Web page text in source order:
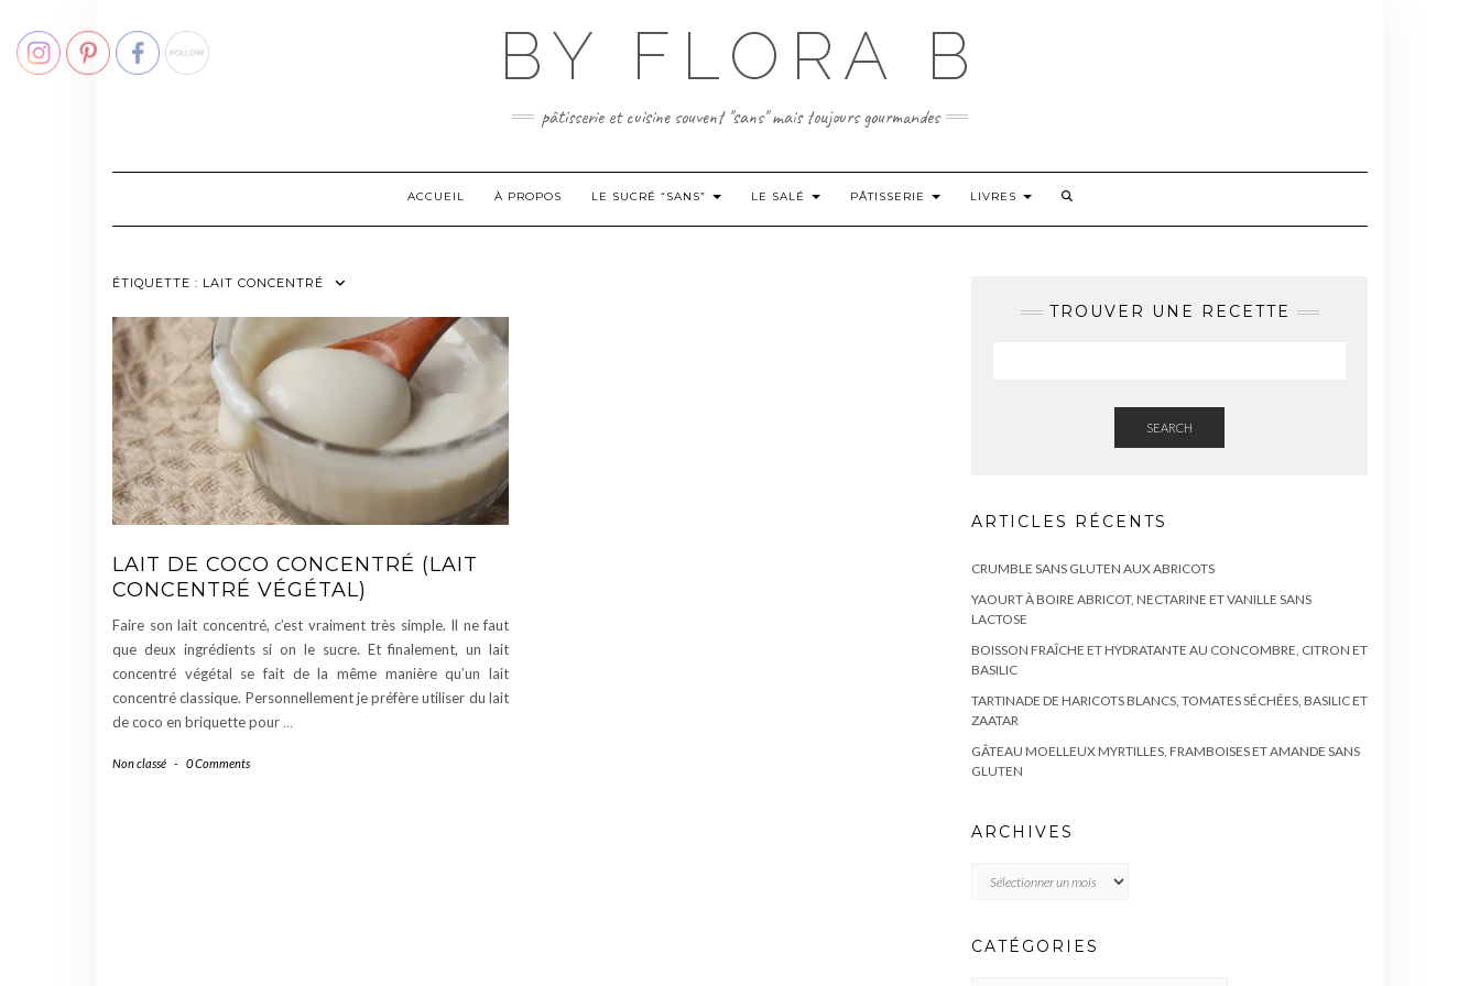
content
BY FLORA B
pâtisserie et cuisine souvent "sans" mais toujours gourmandes
ACCUEIL À PROPOS LE SUCRÉ “SANS” LE SALÉ PÂTISSERIE LIVRES
ÉTIQUETTE : LAIT CONCENTRÉ
LAIT DE COCO CONCENTRÉ (LAIT
CONCENTRÉ VÉGÉTAL)
Faire son lait concentré, c’est vraiment très simple. Il ne faut
que deux ingrédients si on le sucre. Et finalement, un lait
concentré végétal se fait de la même manière qu’un lait
concentré classique. Personnellement je préfère utiliser du lait
de coco en briquette pour…
Non classé - 0 Comments
TROUVER UNE RECETTE
SEARCH
ARTICLES RÉCENTS
CRUMBLE SANS GLUTEN AUX ABRICOTS
YAOURT À BOIRE ABRICOT, NECTARINE ET VANILLE SANS
LACTOSE
BOISSON FRAÎCHE ET HYDRATANTE AU CONCOMBRE, CITRON ET
BASILIC
TARTINADE DE HARICOTS BLANCS, TOMATES SÉCHÉES, BASILIC ET
ZAATAR
GÂTEAU MOELLEUX MYRTILLES, FRAMBOISES ET AMANDE SANS
GLUTEN
ARCHIVES
CATÉGORIES